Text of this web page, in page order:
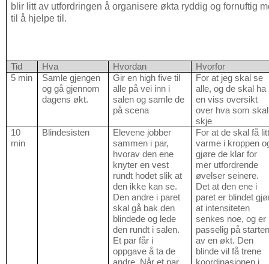
blir litt av utfordringen å organisere økta ryddig og fornuftig
til å hjelpe til.
Tid Hva Hvordan
Hvorfor
5 min
Samle gjengen
og gå gjennom
dagens økt.
Gir en high five til
alle på vei inn i
salen og samle de
på scena
For at jeg skal se
alle, og de skal ha
en viss oversikt
over hva som skal
skje
10
min
Blindesisten
Elevene jobber
sammen i par,
hvorav den ene
knyter en vest
rundt hodet slik at
den ikke kan se.
Den andre i paret
skal gå bak den
blindede og lede
den rundt i salen.
Et par får i
oppgave å ta de
andre. Når et par
For at de skal få
varme i kroppen
gjøre de klar for
mer utfordrende
øvelser seinere.
Det at den ene i
paret er blindet
at intensiteten
senkes noe, og er
passelig på
av en økt. Den
blinde vil få trene
koordinasjonen i